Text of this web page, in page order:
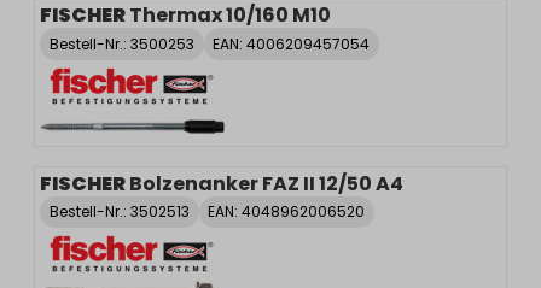
FISCHERThermax 10/160 M10
Bestell-Nr.: 3500253 EAN: 4006209457054
FISCHERBolzenanker FAZ II 12/50 A4
Bestell-Nr.: 3502513 EAN: 4048962006520